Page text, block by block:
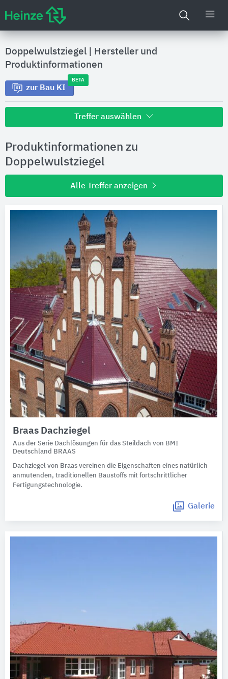
Doppelwulstziegel
Hersteller und
Produktinformationen
zur Bau KI
BETA
Treffer auswählen
Hersteller
Produktinformationen
Ausschreibungstexte
CAD-Details
Architekturobjekte
Expertenprofile
Produktinformationen zu
Doppelwulstziegel
Alle Treffer anzeigen
Braas Dachziegel
Aus der Serie Dachlösungen für das Steildach von BMI
Deutschland BRAAS
Dachziegel von Braas vereinen die Eigenschaften eines natürlich
anmutenden, traditionellen Baustoffs mit fortschrittlicher
Fertigungstechnologie.
Galerie